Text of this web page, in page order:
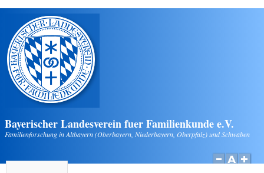
Direkt zum Inhalt
Bayerischer Landesverein fuer Familienkunde e.V.
Familienforschung in Altbayern (Oberbayern, Niederbayern, Oberpfalz) und Schwaben